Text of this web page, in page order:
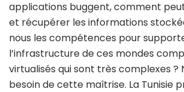
applications buggent, comment
et récupérer les informations
nous les compétences pour
l’infrastructure de ces mondes
virtualisés qui sont très complexes ?
besoin de cette maîtrise. La Tunisie